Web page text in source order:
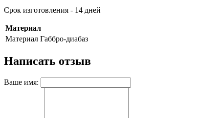
Срок изготовления - 14 дней
Материал
Материал Габбро-диабаз
Написать отзыв
Ваше имя: